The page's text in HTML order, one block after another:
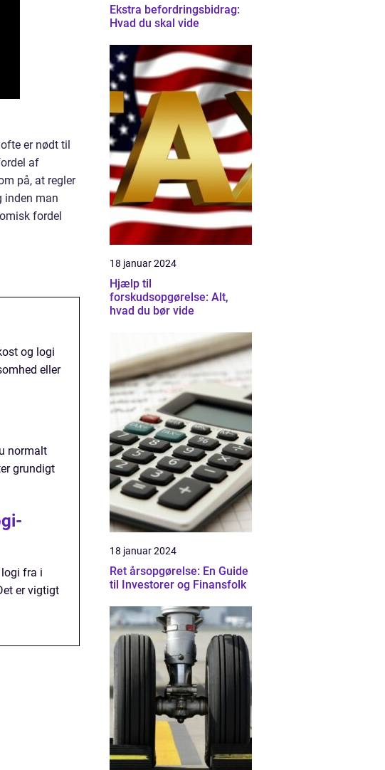
er nødt til
af
på, at regler
inden man
fordel
og logi
eller
normalt
grundigt
fra i
er vigtigt
Ekstra befordringsbidrag:
Hvad du skal vide
18 januar 2024
Hjælp til
forskudsopgørelse: Alt,
hvad du bør vide
18 januar 2024
Ret årsopgørelse: En Guide
til Investorer og Finansfolk